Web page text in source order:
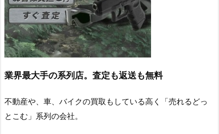
業界最大手の系列店。査定も返送も無料
不動産や、車、バイクの買取もしている高く「売れるどっ
とこむ」系列の会社。